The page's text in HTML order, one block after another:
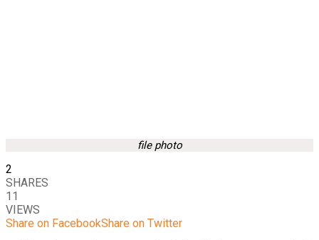
file photo
2
SHARES
11
VIEWS
Share on FacebookShare on Twitter